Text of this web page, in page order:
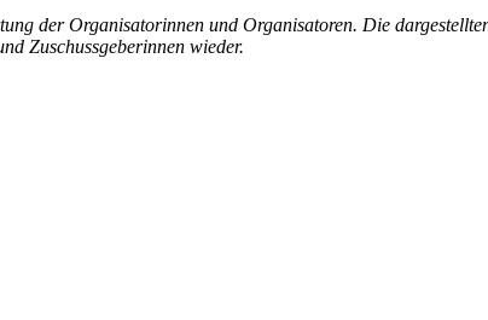
der Organisatorinnen und Organisatoren. Die
Zuschussgeberinnen wieder.